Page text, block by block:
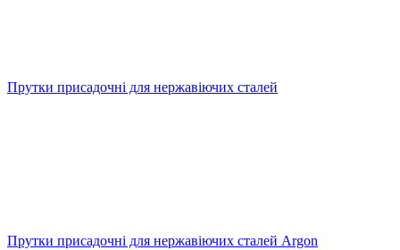
Прутки присадочні для нержавіючих сталей
Прутки присадочні для нержавіючих сталей Argon